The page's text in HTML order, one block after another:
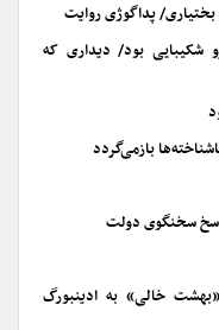
بختیاری/ پداگوژی روایت
خسرو شکیبایی بود/ دیداری که
بازمی‌گردد
سخنگوی دولت
خالی» به ادینبورگ